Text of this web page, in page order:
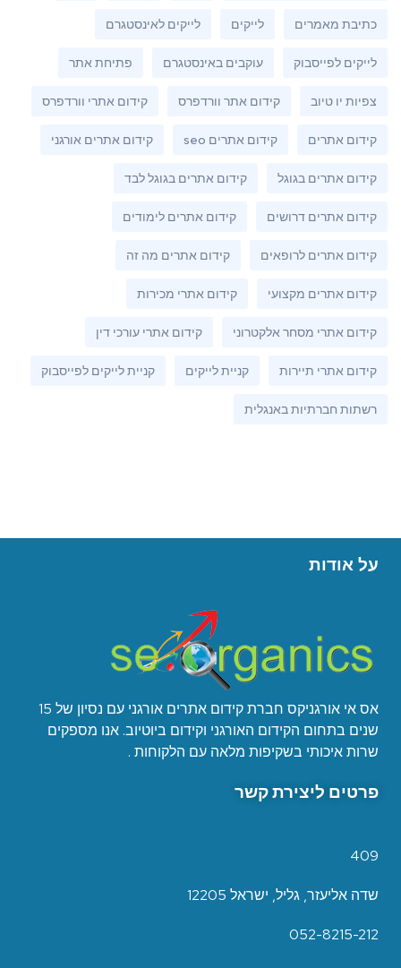
כתיבת מאמרים לייקים לייקים לאינסטגרם
לייקים לפייסבוק עוקבים באינסטגרם פתיחת אתר
צפיות יו טיוב קידום אתר וורדפרס קידום אתרי וורדפרס
קידום אתרים קידום אתרים seo קידום אתרים אורגני
קידום אתרים בגוגל קידום אתרים בגוגל לבד
קידום אתרים דרושים קידום אתרים לימודים
קידום אתרים לרופאים קידום אתרים מה זה
קידום אתרים מקצועי קידום אתרי מכירות
קידום אתרי מסחר אלקטרוני קידום אתרי עורכי דין
קידום אתרי תיירות קניית לייקים קניית לייקים לפייסבוק
רשתות חברתיות באנגלית
על אודות
אס אי אורגניקס חברת קידום אתרים אורגני עם נסיון של 15
שנים בתחום הקידום האורגני וקידום ביוטיוב. אנו מספקים
שרות איכותי בשקיפות מלאה עם הלקוחות .
פרטים ליצירת קשר
409
שדה אליעזר, גליל, ישראל 12205
052-8215-212